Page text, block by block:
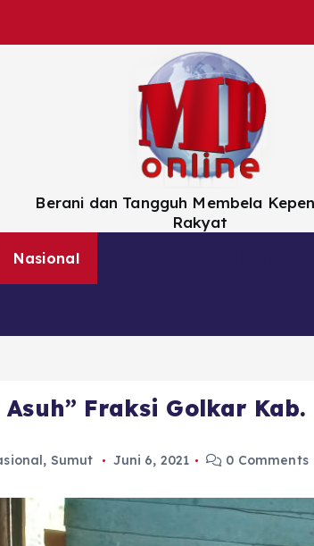
Berani dan Tangguh Membela
Rakyat
Nasional
Fraksi Golkar
, Sumut Juni 6, 2021 0 Comments